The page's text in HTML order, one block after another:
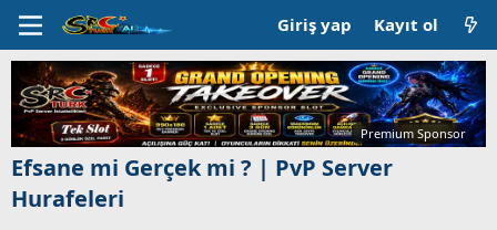
Giriş yap Kayıt ol
Premium Sponsor
Efsane mi Gerçek mi ? | PvP Server
Hurafeleri